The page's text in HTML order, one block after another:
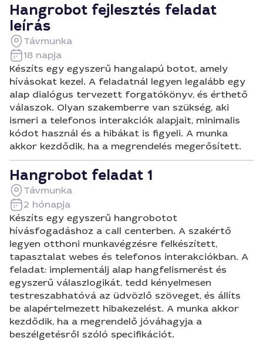
Hangrobot fejlesztés feladat
leírás
Távmunka
18 napja
Készíts egy egyszerű hangalapú botot, amely
hívásokat kezel. A feladatnál legyen legalább egy
alap dialógus tervezett forgatókönyv, és érthető
válaszok. Olyan szakemberre van szükség, aki
ismeri a telefonos interakciók alapjait, minimalis
kódot használ és a hibákat is figyeli. A munka
akkor kezdődik, ha a megrendelés megerősített.
Hangrobot feladat 1
Távmunka
2 hónapja
Készíts egy egyszerű hangrobotot
hívásfogadáshoz a call centerben. A szakértő
legyen otthoni munkavégzésre felkészített,
tapasztalat webes és telefonos interakciókban. A
feladat: implementálj alap hangfelismerést és
egyszerű válaszlogikát, tedd kényelmesen
testreszabhatóvá az üdvözlő szöveget, és állíts
be alapértelmezett hibakezelést. A munka akkor
kezdődik, ha a megrendelő jóváhagyja a
beszélgetésről szóló specifikációt.